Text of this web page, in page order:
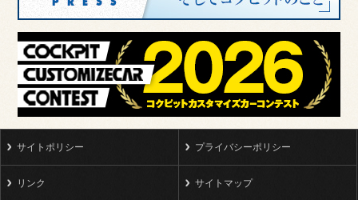
サイトポリシー プライバシーポリシー
リンク サイトマップ